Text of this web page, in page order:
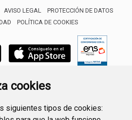
cookies
siguientes tipos de cookies:
AVISO LEGAL
PROTECCIÓN DE DATOS
POLÍTICA DE COOKIES